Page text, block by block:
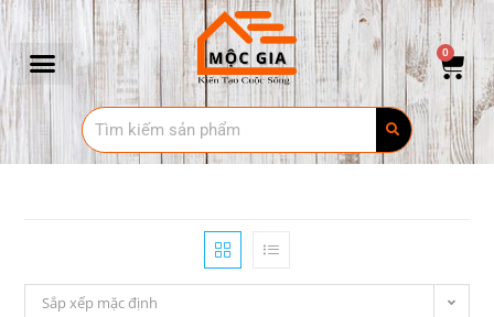
0
Sắp xếp mặc định